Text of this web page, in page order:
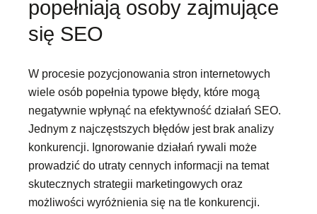
popełniają osoby zajmujące
się SEO
W procesie pozycjonowania stron internetowych
wiele osób popełnia typowe błędy, które mogą
negatywnie wpłynąć na efektywność działań SEO.
Jednym z najczęstszych błędów jest brak analizy
konkurencji. Ignorowanie działań rywali może
prowadzić do utraty cennych informacji na temat
skutecznych strategii marketingowych oraz
możliwości wyróżnienia się na tle konkurencji.